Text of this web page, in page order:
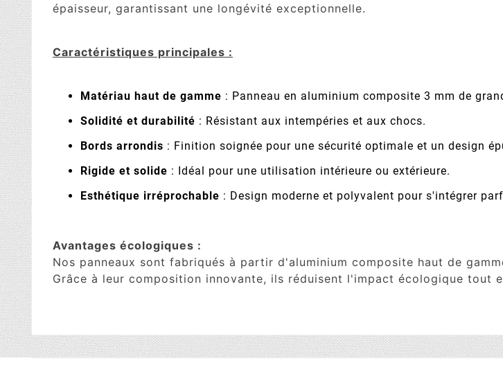
épaisseur, garantissant une longévité exceptionnelle.
Caractéristiques principales :
Matériau haut de gamme : Panneau en aluminium composite 3 mm de
Solidité et durabilité : Résistant aux intempéries et aux chocs.
Bords arrondis : Finition soignée pour une sécurité optimale et un design
Rigide et solide : Idéal pour une utilisation intérieure ou extérieure.
Esthétique irréprochable : Design moderne et polyvalent pour s'intégrer
Avantages écologiques :
Nos panneaux sont fabriqués à partir d'aluminium composite haut de
Grâce à leur composition innovante, ils réduisent l'impact écologique tout